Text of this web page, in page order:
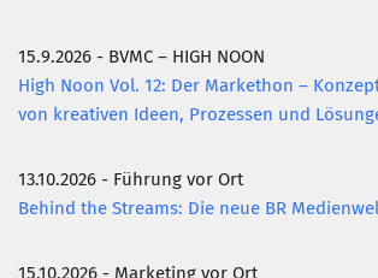
15.9.2026 - BVMC – HIGH NOON
High Noon Vol. 12: Der Markethon –
von kreativen Ideen, Prozessen und
13.10.2026 - Führung vor Ort
Behind the Streams: Die neue BR
15.10.2026 - Marketing vor Ort